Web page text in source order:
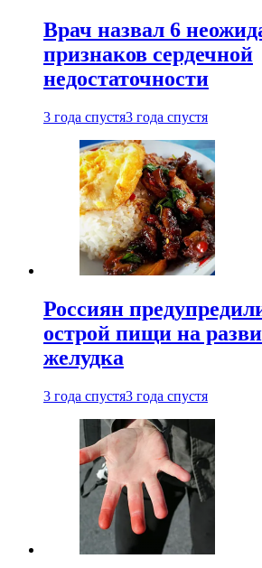
Врач назвал 6
признаков сердечной
недостаточности
3 года спустя3 года спустя
Россиян
острой пищи на
желудка
3 года спустя3 года спустя